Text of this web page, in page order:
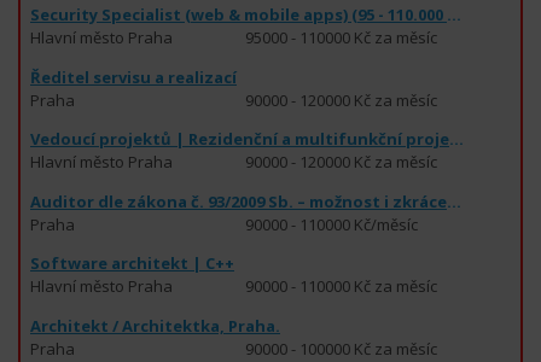
Security Specialist (web & mobile apps) (95 - 110.000 Kč)
Hlavní město Praha
95000 - 110000 Kč za měsíc
Ředitel servisu a realizací
Praha
90000 - 120000 Kč za měsíc
Vedoucí projektů | Rezidenční a multifunkční projekty
Hlavní město Praha
90000 - 120000 Kč za měsíc
Praha
90000 - 110000 Kč/měsíc
Software architekt | C++
Hlavní město Praha
90000 - 110000 Kč za měsíc
Architekt / Architektka, Praha.
Praha
90000 - 100000 Kč za měsíc